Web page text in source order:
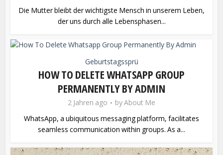
Die Mutter bleibt der wichtigste Mensch in unserem Leben,
der uns durch alle Lebensphasen...
Geburtstagssprü
HOW TO DELETE WHATSAPP GROUP
PERMANENTLY BY ADMIN
2 Jahren ago byAbout Me
WhatsApp, a ubiquitous messaging platform, facilitates
seamless communication within groups. As a...